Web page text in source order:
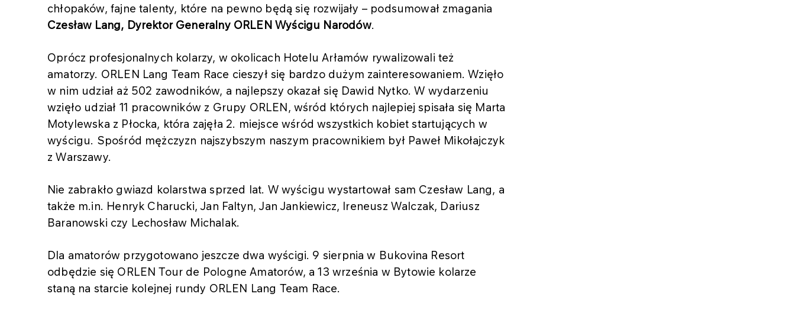
chłopaków, fajne talenty, które na pewno będą się rozwijały – podsumował zmagania
Czesław Lang, Dyrektor Generalny ORLEN Wyścigu Narodów.
Oprócz profesjonalnych kolarzy, w okolicach Hotelu Arłamów rywalizowali też
amatorzy. ORLEN Lang Team Race cieszył się bardzo dużym zainteresowaniem. Wzięło
w nim udział aż 502 zawodników, a najlepszy okazał się Dawid Nytko. W wydarzeniu
wzięło udział 11 pracowników z Grupy ORLEN, wśród których najlepiej spisała się Marta
Motylewska z Płocka, która zajęła 2. miejsce wśród wszystkich kobiet startujących w
wyścigu. Spośród mężczyzn najszybszym naszym pracownikiem był Paweł Mikołajczyk
z Warszawy.
Nie zabrakło gwiazd kolarstwa sprzed lat. W wyścigu wystartował sam Czesław Lang, a
także m.in. Henryk Charucki, Jan Faltyn, Jan Jankiewicz, Ireneusz Walczak, Dariusz
Baranowski czy Lechosław Michalak.
Dla amatorów przygotowano jeszcze dwa wyścigi. 9 sierpnia w Bukovina Resort
odbędzie się ORLEN Tour de Pologne Amatorów, a 13 września w Bytowie kolarze
staną na starcie kolejnej rundy ORLEN Lang Team Race.